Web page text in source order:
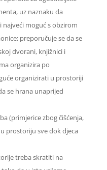
uz naznaku da
moguć s obzirom
preporučuje se da se
dvorani, knjižnici i
organizira po
organizirati u prostoriji
se hrana unaprijed
(primjerice zbog čišćenja,
prostoriju sve dok djeca
treba skratiti na